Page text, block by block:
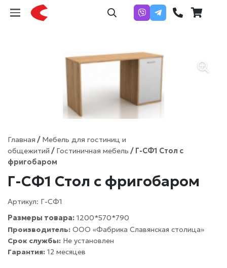
Главная / Мебель для гостиниц и
общежитий / Гостиничная мебель / Г-СФ1 Стол с
фригобаром
Г-СФ1 Стол с фригобаром
Артикул: Г-СФ1
Размеры товара: 1200*570*790
Производитель: ООО «Фабрика Славянская столица»
Срок службы: Не установлен
Гарантия: 12 месяцев